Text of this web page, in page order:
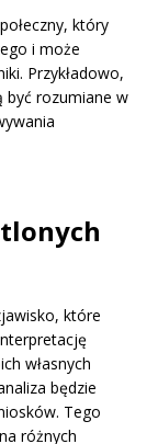
który
i może
Przykładowo,
być rozumiane w
które
własnych
będzie
Tego
różnych